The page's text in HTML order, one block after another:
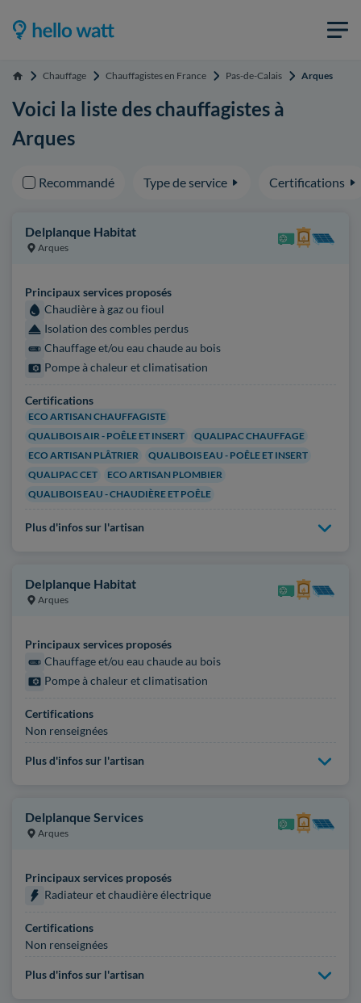
Accueil Chauffage Chauffagistes en France Pas-de-Calais Arques
Voici la liste des chauffagistes à
Arques
Recommandé Type de service Certifications
Delplanque Habitat
Arques
Principaux services proposés
Chaudière à gaz ou fioul
Isolation des combles perdus
Chauffage et/ou eau chaude au bois
Pompe à chaleur et climatisation
Certifications
ECO ARTISAN CHAUFFAGISTE
QUALIBOIS AIR - POÊLE ET INSERT
QUALIPAC CHAUFFAGE
ECO ARTISAN PLÂTRIER
QUALIBOIS EAU - POÊLE ET INSERT
QUALIPAC CET
ECO ARTISAN PLOMBIER
QUALIBOIS EAU - CHAUDIÈRE ET POÊLE
Plus d'infos sur l'artisan
Delplanque Habitat
Arques
Principaux services proposés
Chauffage et/ou eau chaude au bois
Pompe à chaleur et climatisation
Certifications
Non renseignées
Plus d'infos sur l'artisan
Delplanque Services
Arques
Principaux services proposés
Radiateur et chaudière électrique
Certifications
Non renseignées
Plus d'infos sur l'artisan